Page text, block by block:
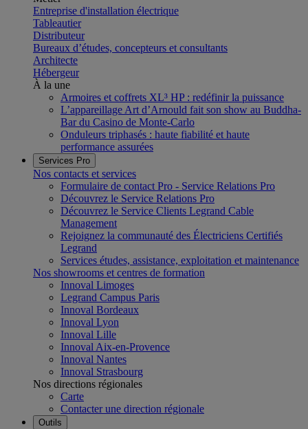
Entreprise d'installation électrique
Tableautier
Distributeur
Bureaux d’études, concepteurs et consultants
Architecte
Hébergeur
À la une
Armoires et coffrets XL³ HP : redéfinir la puissance
L’appareillage Art d’Arnould fait son show au Buddha-
Bar du Casino de Monte-Carlo
Onduleurs triphasés : haute fiabilité et haute
performance assurées
Services Pro
Nos contacts et services
Formulaire de contact Pro - Service Relations Pro
Découvrez le Service Relations Pro
Découvrez le Service Clients Legrand Cable
Management
Rejoignez la communauté des Électriciens Certifiés
Legrand
Services études, assistance, exploitation et maintenance
Nos showrooms et centres de formation
Innoval Limoges
Legrand Campus Paris
Innoval Bordeaux
Innoval Lyon
Innoval Lille
Innoval Aix-en-Provence
Innoval Nantes
Innoval Strasbourg
Nos directions régionales
Carte
Contacter une direction régionale
Outils